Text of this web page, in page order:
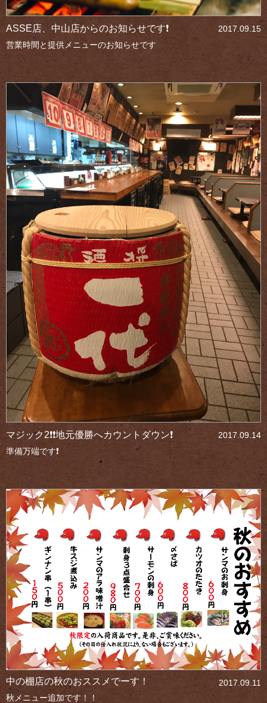
2017.09.15
ASSE店、中山店からのお知らせです❗
営業時間と提供メニューのお知らせです
2017.09.14
マジック2❗❗地元優勝へカウントダウン❗
準備万端です❗
2017.09.11
中の棚店の秋のおススメでーす！
秋メニュー追加です！！